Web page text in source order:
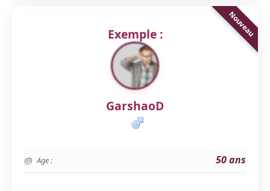
Exemple :
GarshaoD
Age : 50 ans